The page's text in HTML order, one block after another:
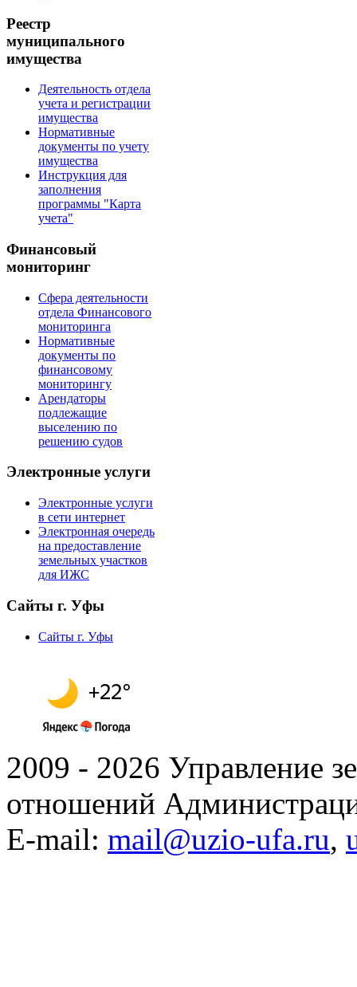
Реестр
муниципального
имущества
Деятельность отдела
учета и регистрации
имущества
Нормативные
документы по учету
имущества
Инструкция для
заполнения
программы "Карта
учета"
Финансовый
мониторинг
Сфера деятельности
отдела Финансового
мониторинга
Нормативные
документы по
финансовому
мониторингу
Арендаторы
подлежащие
выселению по
решению судов
Электронные услуги
Электронные услуги
в сети интернет
Электронная очередь
на предоставление
земельных участков
для ИЖС
Сайты г. Уфы
Сайты г. Уфы
2009 - 2026 Управление
отношений
E-mail: mail@uzio-ufa.ru,